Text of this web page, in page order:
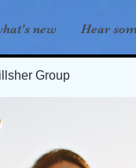
new Hear
Group